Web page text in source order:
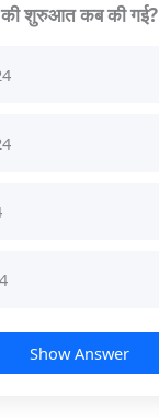
की शुरुआत कब की गई?
Show Answer